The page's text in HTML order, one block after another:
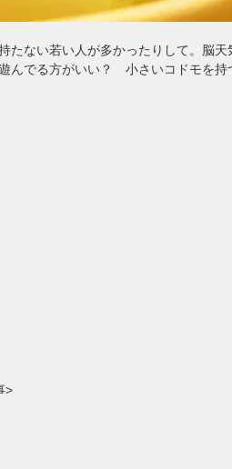
たない若い人が多かったりして。脳
んでる方がいい？ 小さいコドモを持
>